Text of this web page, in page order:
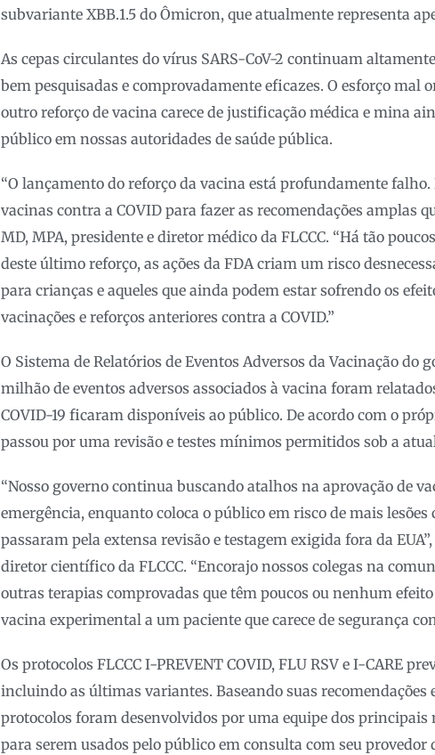
subvariante XBB.1.5 do Ômicron, que atualmente representa
As cepas circulantes do vírus SARS-CoV-2 continuam
bem pesquisadas e comprovadamente eficazes. O esforço
outro reforço de vacina carece de justificação médica e mina
público em nossas autoridades de saúde pública.
“O lançamento do reforço da vacina está profundamente falho.
vacinas contra a COVID para fazer as recomendações amplas
MD, MPA, presidente e diretor médico da FLCCC. “Há tão
deste último reforço, as ações da FDA criam um risco
para crianças e aqueles que ainda podem estar sofrendo os
vacinações e reforços anteriores contra a COVID.”
O Sistema de Relatórios de Eventos Adversos da Vacinação do
milhão de eventos adversos associados à vacina foram
COVID-19 ficaram disponíveis ao público. De acordo com o
passou por uma revisão e testes mínimos permitidos sob a
“Nosso governo continua buscando atalhos na aprovação de
emergência, enquanto coloca o público em risco de mais lesões
passaram pela extensa revisão e testagem exigida fora da
diretor científico da FLCCC. “Encorajo nossos colegas na
outras terapias comprovadas que têm poucos ou nenhum
vacina experimental a um paciente que carece de segurança
Os protocolos FLCCC I-PREVENT COVID, FLU RSV e I-CARE
incluindo as últimas variantes. Baseando suas recomendações
protocolos foram desenvolvidos por uma equipe dos
para serem usados pelo público em consulta com seu provedor